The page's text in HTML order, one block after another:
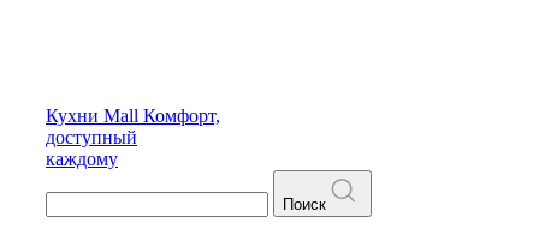
Кухни Mall Комфорт,
доступный
каждому
Поиск